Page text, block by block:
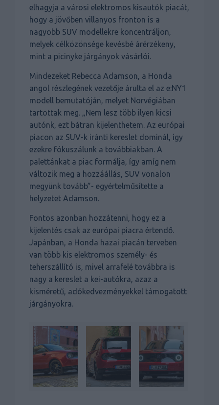
elhagyja a városi elektromos kisautók piacát,
hogy a jövőben villanyos fronton is a
nagyobb SUV modellekre koncentráljon,
melyek célközönsége kevésbé árérzékeny,
mint a picinyke járgányok vásárlói.
Mindezeket Rebecca Adamson, a Honda
angol részlegének vezetője árulta el az e:NY1
modell bemutatóján, melyet Norvégiában
tartottak meg. „Nem lesz több ilyen kicsi
autónk, ezt bátran kijelenthetem. Az európai
piacon az SUV-k iránti kereslet dominál, így
ezekre fókuszálunk a továbbiakban. A
palettánkat a piac formálja, így amíg nem
változik meg a hozzáállás, SUV vonalon
megyünk tovább”- egyértelműsítette a
helyzetet Adamson.
Fontos azonban hozzátenni, hogy ez a
kijelentés csak az európai piacra értendő.
Japánban, a Honda hazai piacán terveben
van több kis elektromos személy- és
teherszállító is, mivel arrafelé továbbra is
nagy a kereslet a kei-autókra, azaz a
kisméretű, adókedvezményekkel támogatott
járgányokra.